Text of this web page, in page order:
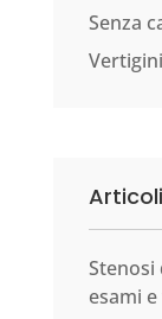
Senza
Stenosi
esami